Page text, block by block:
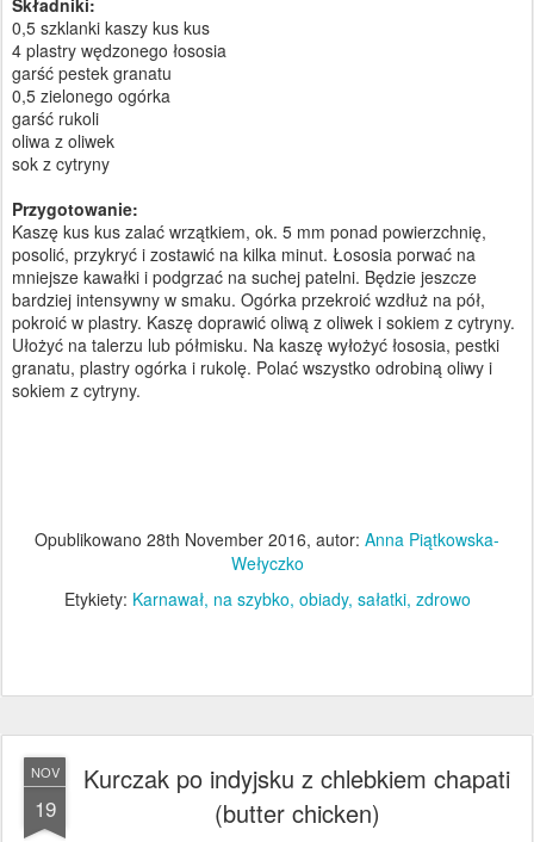
0,5 szklanki kaszy kus kus
4 plastry wędzonego łososia
garść pestek granatu
0,5 zielonego ogórka
garść rukoli
oliwa z oliwek
sok z cytryny
Przygotowanie:
Kaszę kus kus zalać wrzątkiem, ok. 5 mm ponad powierzchnię,
posolić, przykryć i zostawić na kilka minut. Łososia porwać na
mniejsze kawałki i podgrzać na suchej patelni. Będzie jeszcze
bardziej intensywny w smaku. Ogórka przekroić wzdłuż na pół,
pokroić w plastry. Kaszę doprawić oliwą z oliwek i sokiem z cytryny.
Ułożyć na talerzu lub półmisku. Na kaszę wyłożyć łososia, pestki
granatu, plastry ogórka i rukolę. Polać wszystko odrobiną oliwy i
sokiem z cytryny.
Opublikowano 28th November 2016, autor: Anna Piątkowska-
Wełyczko
Etykiety: Karnawał na szybko obiady sałatki zdrowo
NOV
19
Kurczak po indyjsku z chlebkiem chapati
(butter chicken)